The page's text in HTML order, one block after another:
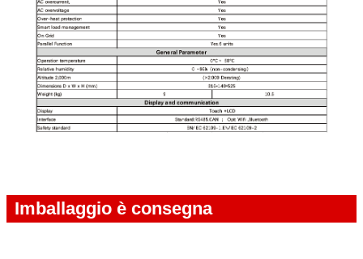
Imballaggio è consegna